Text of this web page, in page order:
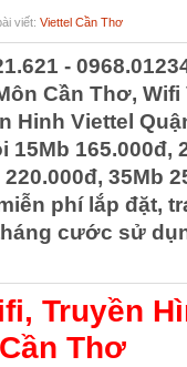
viết: Viettel Cần Thơ
-
Cần Thơ,
Hinh Viettel
15Mb 165.000đ,
35Mb
phí lắp đặt,
cước sử
Truyền
Cần Thơ